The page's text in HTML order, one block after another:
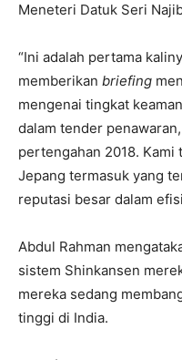
Meneteri Datuk Seri
“Ini adalah pertama
memberikan briefing
mengenai tingkat
dalam tender
pertengahan 2018.
Jepang termasuk yang
reputasi besar dalam
Abdul Rahman
sistem Shinkansen
mereka sedang
tinggi di India.